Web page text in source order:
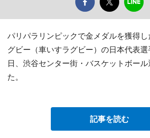
パリパラリンピックで金メダルを獲得
グビー（車いすラグビー）の日本代表
日、渋谷センター街・バスケットボー
た。
記事を読む